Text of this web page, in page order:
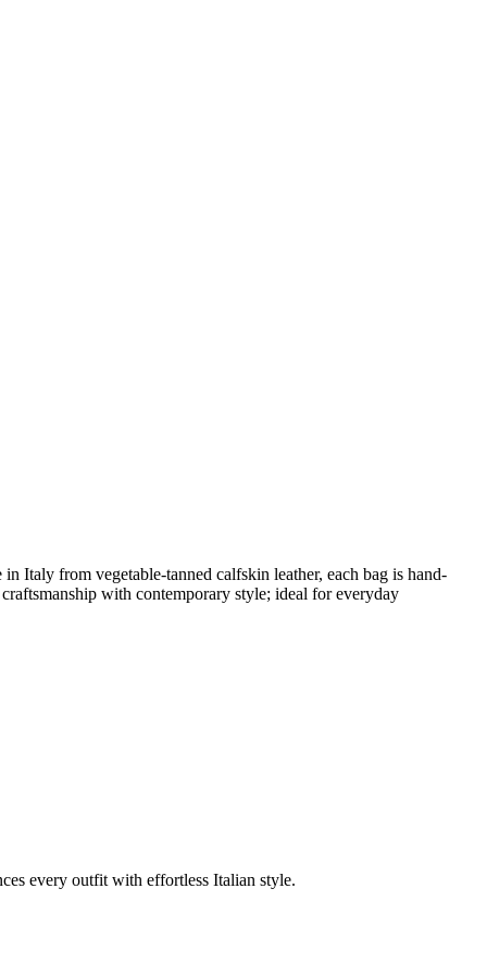
Italy from vegetable-tanned calfskin leather, each bag is hand-
with contemporary style; ideal for everyday
every outfit with effortless Italian style.